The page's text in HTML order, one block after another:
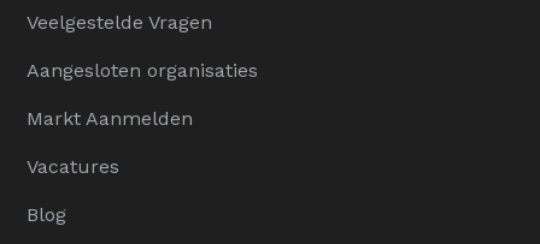
Veelgestelde Vragen
Aangesloten organisaties
Markt Aanmelden
Vacatures
Blog